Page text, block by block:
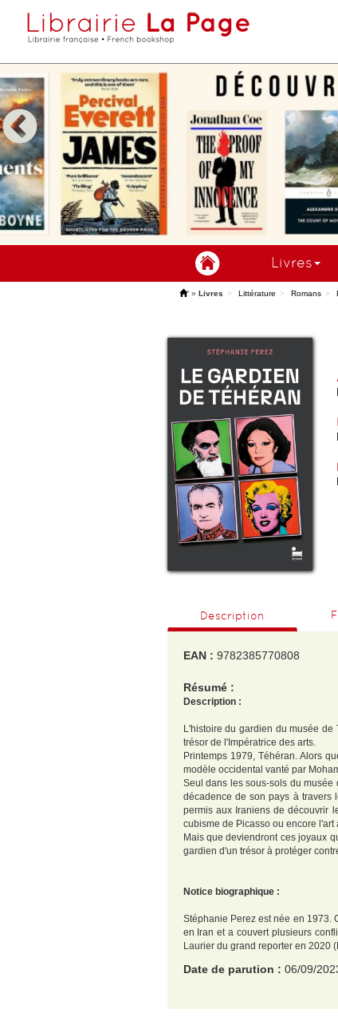
Livres
'» Livres Littérature Romans
Description
EAN : 9782385770808
Résumé :
Description :
L'histoire du gardien du musée
trésor de l'Impératrice des arts.
Printemps 1979, Téhéran. Alors
modèle occidental vanté par
Seul dans les sous-sols du
décadence de son pays à travers
permis aux Iraniens de découvrir
cubisme de Picasso ou encore l'art
Mais que deviendront ces joyaux
gardien d'un trésor à protéger
Notice biographique :
Stéphanie Perez est née en 1973.
en Iran et a couvert plusieurs
Laurier du grand reporter en 2020
Date de parution : 06/09/